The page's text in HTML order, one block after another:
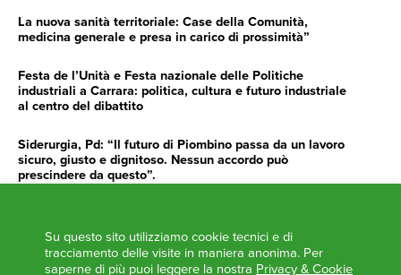
La nuova sanità territoriale: Case della Comunità,
medicina generale e presa in carico di prossimità”
Festa de l’Unità e Festa nazionale delle Politiche
industriali a Carrara: politica, cultura e futuro industriale
al centro del dibattito
Siderurgia, Pd: “Il futuro di Piombino passa da un lavoro
sicuro, giusto e dignitoso. Nessun accordo può
prescindere da questo”.
impegno e determinazione delle istituzioni”
AGENDA
Su questo sito utilizziamo cookie tecnici e di
tracciamento delle visite in maniera anonima. Per
saperne di più puoi leggere la nostra Privacy & Cookie